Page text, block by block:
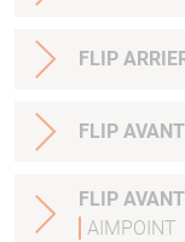
FLIP
FLIP
FLIP
AIMPOINT